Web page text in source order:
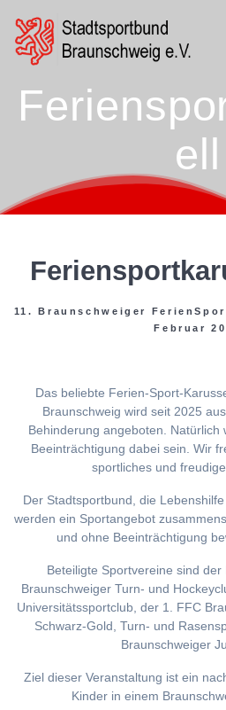
ell
11. Braunschweiger
Februar
Das beliebte Ferien-Sport-
Braunschweig wird seit 2025
Behinderung angeboten. Natürlich
Beeinträchtigung dabei sein. Wir
sportliches und
Der Stadtsportbund, die
werden ein Sportangebot
und ohne Beeinträchtigung
Beteiligte Sportvereine sind
Braunschweiger Turn- und
Universitätssportclub, der 1. FFC
Schwarz-Gold, Turn- und
Braunschweiger
Ziel dieser Veranstaltung ist ein
Kinder in einem